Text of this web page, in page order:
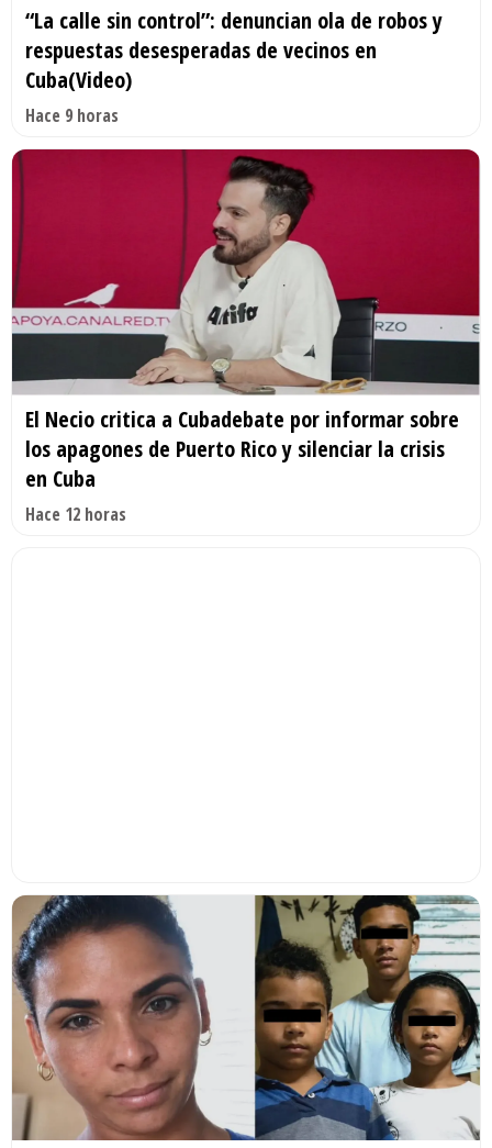
“La calle sin control”: denuncian ola de robos y
respuestas desesperadas de vecinos en
Cuba(Video)
Hace 9 horas
El Necio critica a Cubadebate por informar sobre
los apagones de Puerto Rico y silenciar la crisis
en Cuba
Hace 12 horas